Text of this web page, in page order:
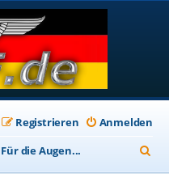
Anmelden
Registrieren
Für die Augen...
u